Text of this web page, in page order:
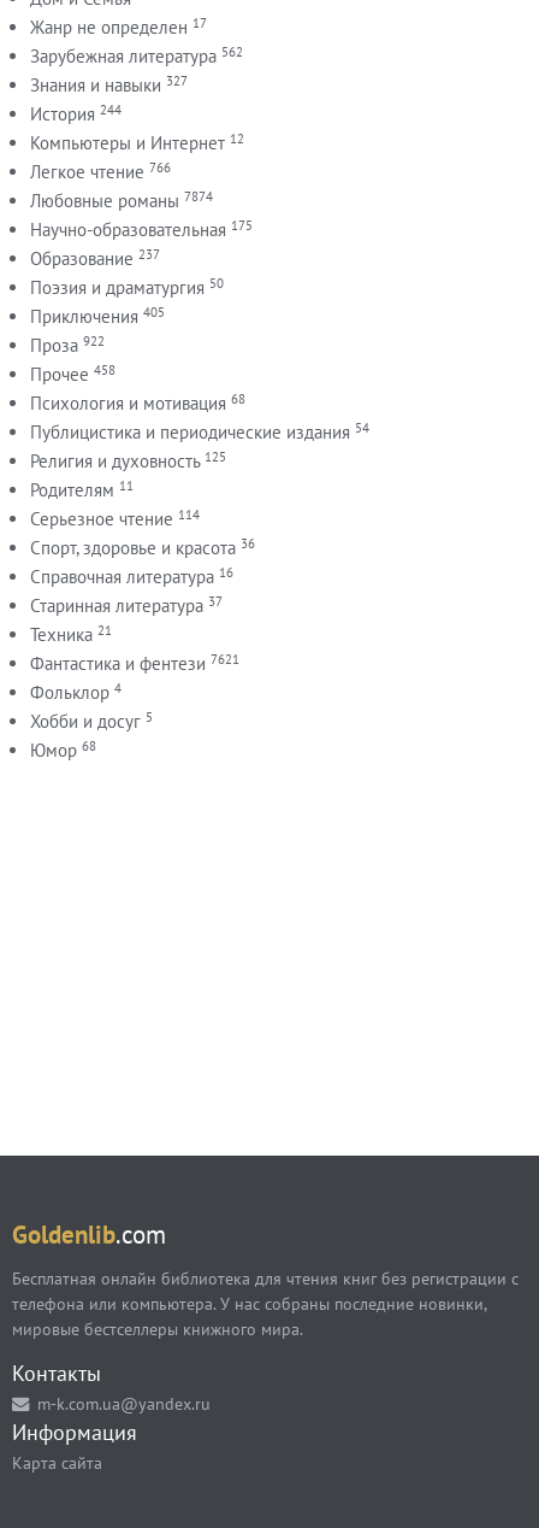
Жанр не определен 17
Зарубежная литература 562
Знания и навыки 327
История 244
Компьютеры и Интернет 12
Легкое чтение 766
Любовные романы 7874
Научно-образовательная 175
Образование 237
Поэзия и драматургия 50
Приключения 405
Проза 922
Прочее 458
Психология и мотивация 68
Публицистика и периодические издания 54
Религия и духовность 125
Родителям 11
Серьезное чтение 114
Спорт, здоровье и красота 36
Справочная литература 16
Старинная литература 37
Техника 21
Фантастика и фентези 7621
Фольклор 4
Хобби и досуг 5
Юмор 68
Goldenlib.com
Бесплатная онлайн библиотека для чтения книг без регистрации с
телефона или компьютера. У нас собраны последние новинки,
мировые бестселлеры книжного мира.
Контакты
m-k.com.ua@yandex.ru
Информация
Карта сайта